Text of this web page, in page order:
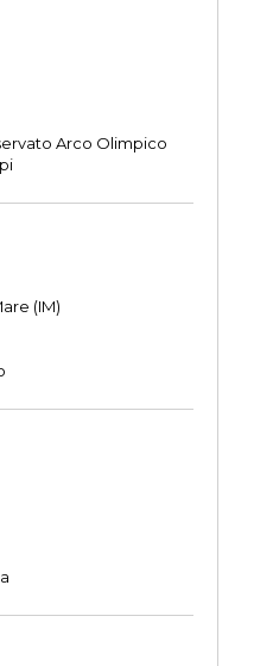
Arco Olimpico
(IM)